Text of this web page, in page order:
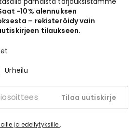
-10% alennuksen
– rekisteröidy vain
tilaukseen.
Urheilu
Tilaa uutiskirje
ja edellytyksille..